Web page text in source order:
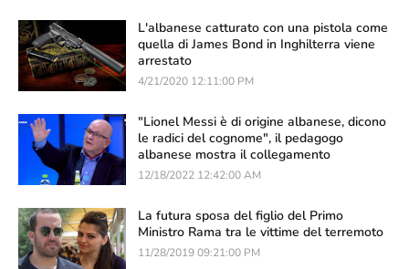
L'albanese catturato con una pistola come
quella di James Bond in Inghilterra viene
arrestato
4/21/2020 12:11:00 PM
"Lionel Messi è di origine albanese, dicono
le radici del cognome", il pedagogo
albanese mostra il collegamento
12/18/2022 12:42:00 AM
La futura sposa del figlio del Primo
Ministro Rama tra le vittime del terremoto
11/28/2019 09:21:00 PM